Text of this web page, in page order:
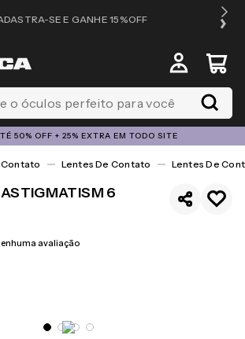
SE E GANHE 15%OFF
perfeito para você
50% OFF + 25% EXTRA EM TODO SITE
Lentes De Contato Lentes De
6
avaliação